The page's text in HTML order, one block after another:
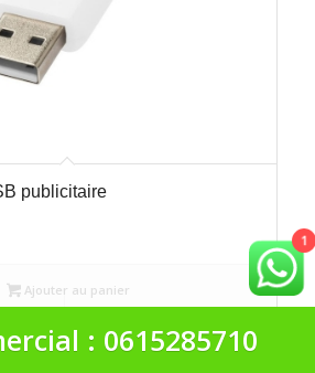
publicitaire
Ajouter au panier
1
: 0615285710